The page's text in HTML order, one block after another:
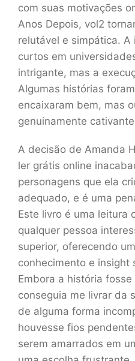
com suas motivações
Anos Depois, vol2
relutável e simpática.
curtos em
intrigante, mas a
Algumas histórias
encaixaram bem, mas
genuinamente
A decisão de Amanda
ler grátis online
personagens que ela
adequado, e é uma
Este livro é uma leitura
qualquer pessoa
superior, oferecendo
conhecimento e insight
Embora a história
conseguia me livrar da
de alguma forma
houvesse fios
serem amarrados em